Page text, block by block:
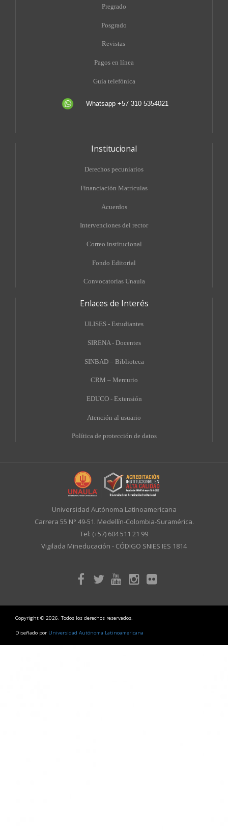
Pregrado
Posgrado
Revistas
Pagos en línea
Guía telefónica
Whatsapp +57 310 5354021
Institucional
Derechos pecuniarios
Financiación Matrículas
Acuerdos
Intervenciones del rector
Correo institucional
Fondo Editorial
Convocatorias Unaula
Enlaces de Interés
ULISES - Estudiantes
SIRENA - Docentes
SINBAD – Biblioteca
CRM – Mercurio
EDUCO - Extensión
Atención al usuario
Política de protección de datos
Universidad Autónoma Latinoamericana
Carrera 55 N° 49-51. Medellín-Colombia-Suramérica.
Tel: (+57) 604 511 21 99
Vigilada Mineducación - CÓDIGO SNIES IES 1814
Copyright © 2026. Todos los derechos reservados.
Diseñado por Universidad Autónoma Latinoamericana